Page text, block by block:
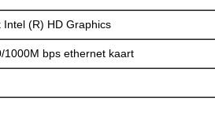
(R) HD Graphics
bps ethernet kaart